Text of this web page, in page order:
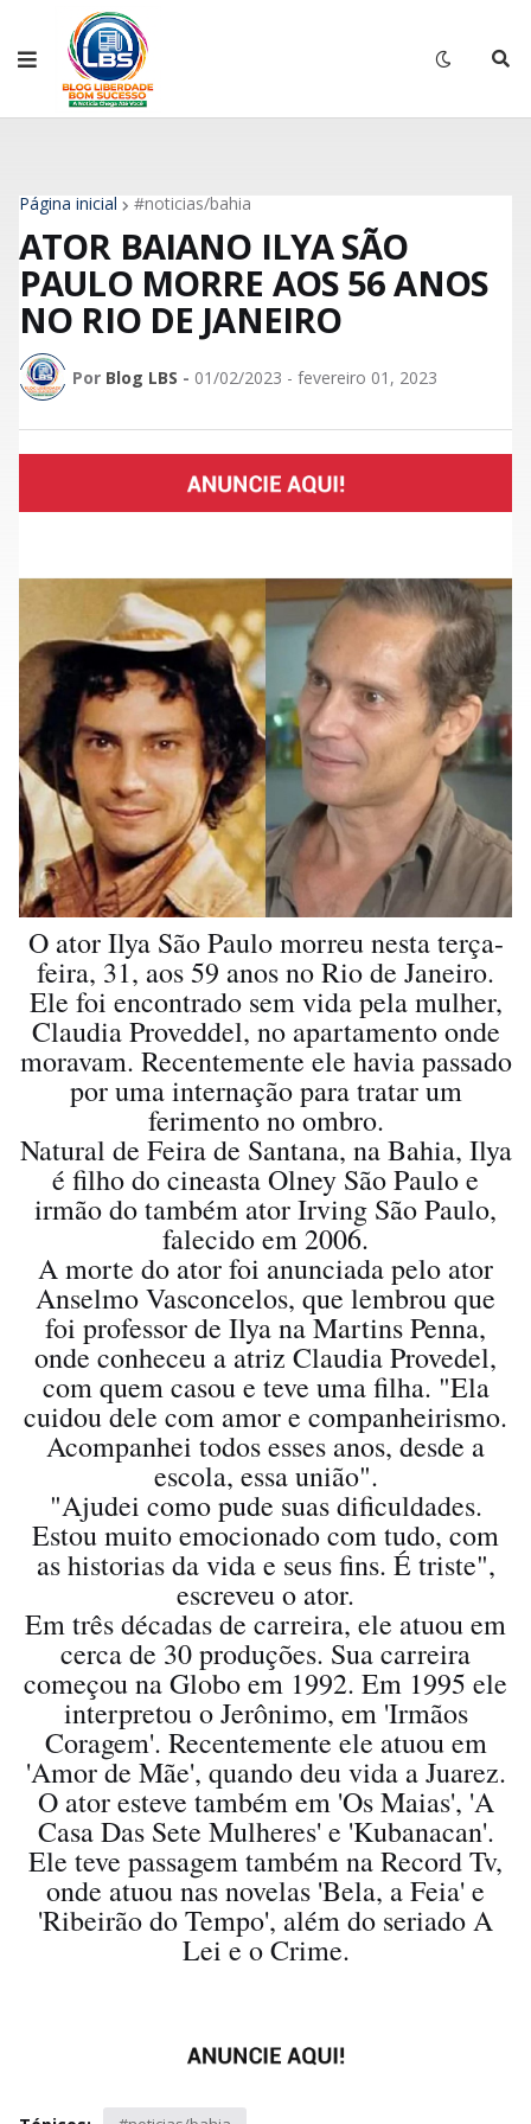
Página inicial #noticias/bahia
ATOR BAIANO ILYA SÃO
PAULO MORRE AOS 56 ANOS
NO RIO DE JANEIRO
Por Blog LBS - 01/02/2023 - fevereiro 01, 2023
O ator Ilya São Paulo morreu nesta terça-
feira, 31, aos 59 anos no Rio de Janeiro.
Ele foi encontrado sem vida pela mulher,
Claudia Proveddel, no apartamento onde
moravam. Recentemente ele havia passado
por uma internação para tratar um
ferimento no ombro.
Natural de Feira de Santana, na Bahia, Ilya
é filho do cineasta Olney São Paulo e
irmão do também ator Irving São Paulo,
falecido em 2006.
A morte do ator foi anunciada pelo ator
Anselmo Vasconcelos, que lembrou que
foi professor de Ilya na Martins Penna,
onde conheceu a atriz Claudia Provedel,
com quem casou e teve uma filha. "Ela
cuidou dele com amor e companheirismo.
Acompanhei todos esses anos, desde a
escola, essa união".
"Ajudei como pude suas dificuldades.
Estou muito emocionado com tudo, com
as historias da vida e seus fins. É triste",
escreveu o ator.
Em três décadas de carreira, ele atuou em
cerca de 30 produções. Sua carreira
começou na Globo em 1992. Em 1995 ele
interpretou o Jerônimo, em 'Irmãos
Coragem'. Recentemente ele atuou em
'Amor de Mãe', quando deu vida a Juarez.
O ator esteve também em 'Os Maias', 'A
Casa Das Sete Mulheres' e 'Kubanacan'.
Ele teve passagem também na Record Tv,
onde atuou nas novelas 'Bela, a Feia' e
'Ribeirão do Tempo', além do seriado A
Lei e o Crime.